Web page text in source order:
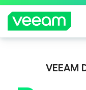
Orientações da
pela VEEAM